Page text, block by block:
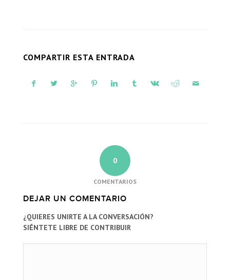
COMPARTIR ESTA ENTRADA
0
COMENTARIOS
DEJAR UN COMENTARIO
¿QUIERES UNIRTE A LA CONVERSACIÓN?
SIÉNTETE LIBRE DE CONTRIBUIR